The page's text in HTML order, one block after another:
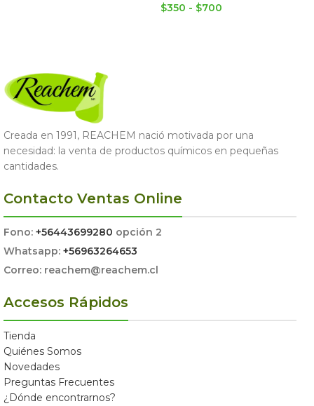
$350 - $700
Creada en 1991, REACHEM nació motivada por una
necesidad: la venta de productos químicos en pequeñas
cantidades.
Contacto Ventas Online
Fono: +56443699280 opción 2
Whatsapp: +56963264653
Correo: reachem@reachem.cl
Accesos Rápidos
Tienda
Quiénes Somos
Novedades
Preguntas Frecuentes
¿Dónde encontrarnos?